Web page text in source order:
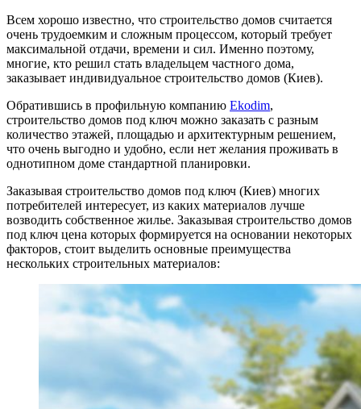
Всем хорошо известно, что строительство домов считается
очень трудоемким и сложным процессом, который требует
максимальной отдачи, времени и сил. Именно поэтому,
многие, кто решил стать владельцем частного дома,
заказывает индивидуальное строительство домов (Киев).
Обратившись в профильную компанию Ekodim,
строительство домов под ключ можно заказать с разным
количество этажей, площадью и архитектурным решением,
что очень выгодно и удобно, если нет желания проживать в
однотипном доме стандартной планировки.
Заказывая строительство домов под ключ (Киев) многих
потребителей интересует, из каких материалов лучше
возводить собственное жилье. Заказывая строительство домов
под ключ цена которых формируется на основании некоторых
факторов, стоит выделить основные преимущества
нескольких строительных материалов: